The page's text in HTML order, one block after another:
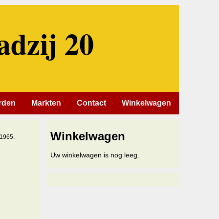
20
Winkelwagen
Contact
Markten
Winkelwagen
Uw winkelwagen is nog leeg.